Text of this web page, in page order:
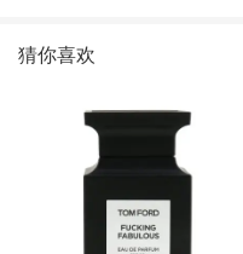
猜你喜欢